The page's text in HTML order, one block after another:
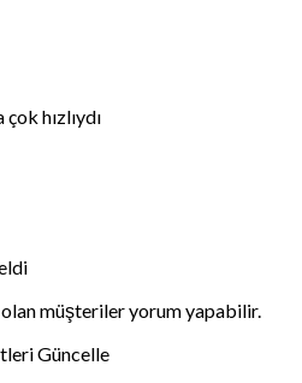
hızlıydı
olan müşteriler yorum yapabilir.
Güncelle